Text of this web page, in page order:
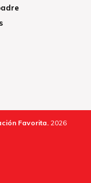
Favorita. 2026